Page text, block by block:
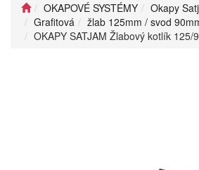
OKAPOVÉ SYSTÉMY
Okapy
Grafitová
žlab 125mm / svod
OKAPY SATJAM Žlabový kotlík 125/